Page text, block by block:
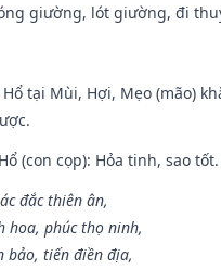
giường, lót giường, đi
Hổ tại Mùi, Hợi, Mẹo (mão)
(con cọp): Hỏa tinh, sao
đắc thiên ân,
hoa, phúc thọ ninh,
bảo, tiến điền địa,